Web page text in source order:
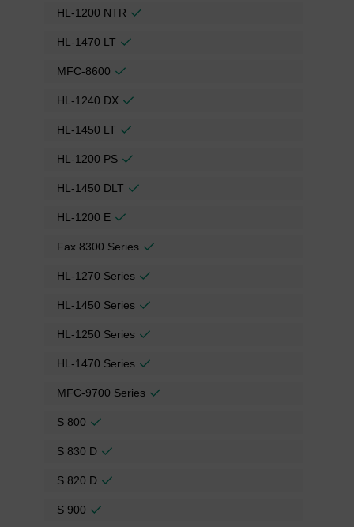
HL-1200 NTR
HL-1470 LT
MFC-8600
HL-1240 DX
HL-1450 LT
HL-1200 PS
HL-1450 DLT
HL-1200 E
Fax 8300 Series
HL-1270 Series
HL-1450 Series
HL-1250 Series
HL-1470 Series
MFC-9700 Series
S 800
S 830 D
S 820 D
S 900